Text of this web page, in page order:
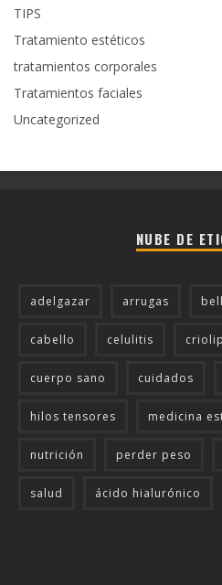
TIPS
Tratamiento estéticos
tratamientos corporales
Tratamientos faciales
Uncategorized
NUBE DE
adelgazar arrugas
cabello celulitis
cuerpo sano cuidados
hilos tensores medicina
nutrición perder peso
salud ácido hialurónico